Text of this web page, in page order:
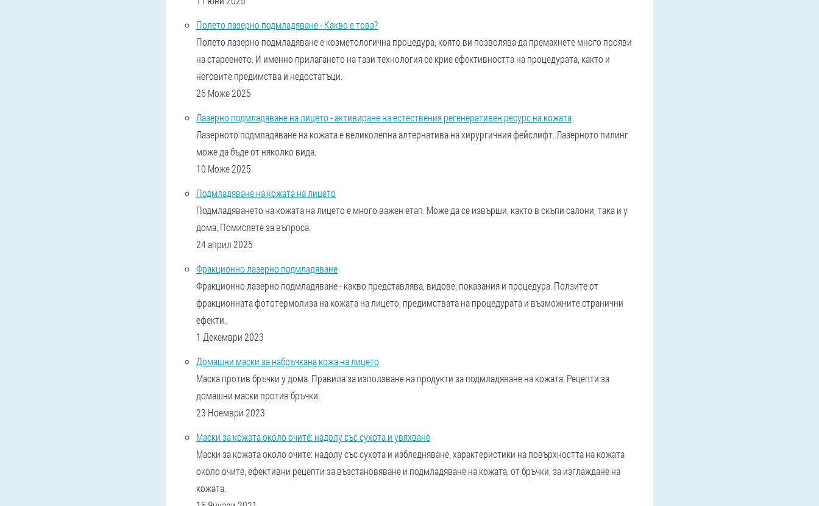
Полето лазерно подмладяване - Какво е това?
Полето лазерно подмладяване е козметологична процедура, която ви позволява да премахнете много прояви
на стареенето. И именно прилагането на тази технология се крие ефективността на процедурата, както и
неговите предимства и недостатъци.
26 Може 2025
Лазерно подмладяване на лицето - активиране на естествения регенеративен ресурс на кожата
Лазерното подмладяване на кожата е великолепна алтернатива на хирургичния фейслифт. Лазерното пилинг
може да бъде от няколко вида.
10 Може 2025
Подмладяване на кожата на лицето
Подмладяването на кожата на лицето е много важен етап. Може да се извърши, както в скъпи салони, така и у
дома. Помислете за въпроса.
24 април 2025
Фракционно лазерно подмладяване
Фракционно лазерно подмладяване - какво представлява, видове, показания и процедура. Ползите от
фракционната фототермолиза на кожата на лицето, предимствата на процедурата и възможните странични
ефекти.
1 Декември 2023
Домашни маски за набръчкана кожа на лицето
Маска против бръчки у дома. Правила за използване на продукти за подмладяване на кожата. Рецепти за
домашни маски против бръчки.
23 Ноември 2023
Маски за кожата около очите: надолу със сухота и увяхване
Маски за кожата около очите: надолу със сухота и избледняване, характеристики на повърхността на кожата
около очите, ефективни рецепти за възстановяване и подмладяване на кожата, от бръчки, за изглаждане на
кожата.